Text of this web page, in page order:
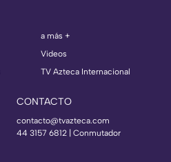
a más +
Videos
TV Azteca Internacional
CONTACTO
contacto@tvazteca.com
44 3157 6812 | Conmutador